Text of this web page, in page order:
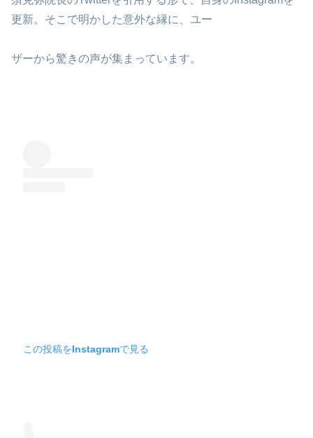
更新。そこで明かした意外な縁に、ユー
ザーから驚きの声が集まっています。
この投稿をInstagramで見る